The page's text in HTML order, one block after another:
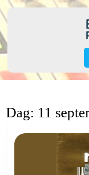
Skip
to
Dag: 11